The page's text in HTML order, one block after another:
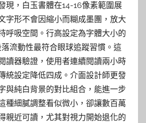
現，白玉書體在14-16像素範圍展
字形不會因縮小而糊成墨團，放大
呼吸空間。行高設定為字體大小的
落流動性最符合眼球追蹤習慣。這
讀器驗證，使用者連續閱讀兩小時
統設定降低四成。介面設計師更發
與純白背景的對比組合，能進一步
種細膩調整看似微小，卻讓數百萬
親近可讀，尤其對視力開始退化的